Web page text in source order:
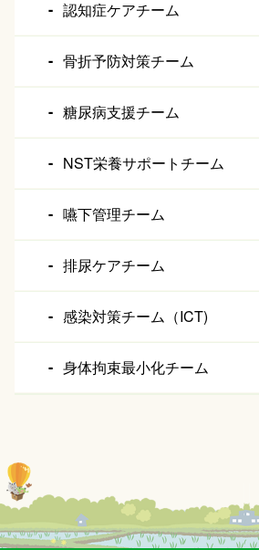
認知症ケアチーム
骨折予防対策チーム
糖尿病支援チーム
NST栄養サポートチーム
嚥下管理チーム
排尿ケアチーム
感染対策チーム（ICT)
身体拘束最小化チーム